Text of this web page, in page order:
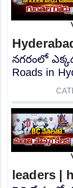
నగరంలో
Roads in
leaders |